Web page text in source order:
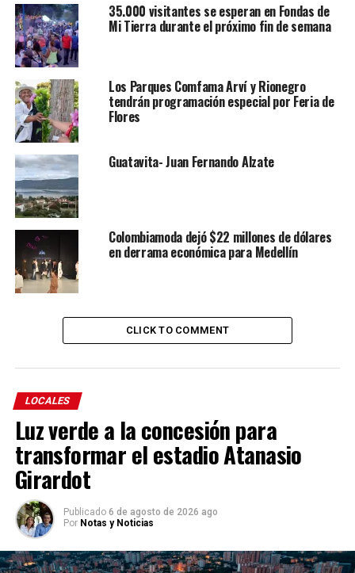
35.000 visitantes se esperan en Fondas de
Mi Tierra durante el próximo fin de semana
Los Parques Comfama Arví y Rionegro
tendrán programación especial por Feria de
Flores
Guatavita- Juan Fernando Alzate
Colombiamoda dejó $22 millones de dólares
en derrama económica para Medellín
CLICK TO COMMENT
LOCALES
Luz verde a la concesión para
transformar el estadio Atanasio
Girardot
Publicado 6 de agosto de 2026 ago
Por Notas y Noticias